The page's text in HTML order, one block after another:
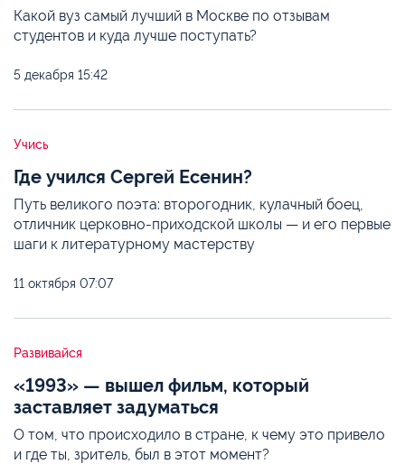
Какой вуз самый лучший в Москве по отзывам
студентов и куда лучше поступать?
5 декабря 15:42
Учись
Где учился Сергей Есенин?
Путь великого поэта: второгодник, кулачный боец,
отличник церковно-приходской школы — и его первые
шаги к литературному мастерству
11 октября 07:07
Развивайся
«1993» — вышел фильм, который
заставляет задуматься
О том, что происходило в стране, к чему это привело
и где ты, зритель, был в этот момент?